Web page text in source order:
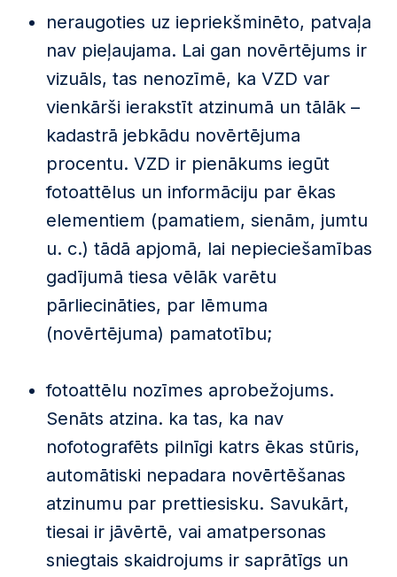
neraugoties uz iepriekšminēto, patvaļa
nav pieļaujama. Lai gan novērtējums ir
vizuāls, tas nenozīmē, ka VZD var
vienkārši ierakstīt atzinumā un tālāk –
kadastrā jebkādu novērtējuma
procentu. VZD ir pienākums iegūt
fotoattēlus un informāciju par ēkas
elementiem (pamatiem, sienām, jumtu
u. c.) tādā apjomā, lai nepieciešamības
gadījumā tiesa vēlāk varētu
pārliecināties, par lēmuma
(novērtējuma) pamatotību;
fotoattēlu nozīmes aprobežojums.
Senāts atzina. ka tas, ka nav
nofotografēts pilnīgi katrs ēkas stūris,
automātiski nepadara novērtēšanas
atzinumu par prettiesisku. Savukārt,
tiesai ir jāvērtē, vai amatpersonas
sniegtais skaidrojums ir saprātīgs un